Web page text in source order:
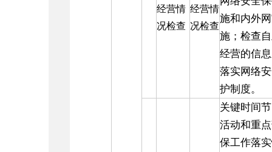
经营情
况检查
经营情
况检查
施和内外
施；检查
经营的信
落实网络
护制度。
关键时间
活动和重
保工作落